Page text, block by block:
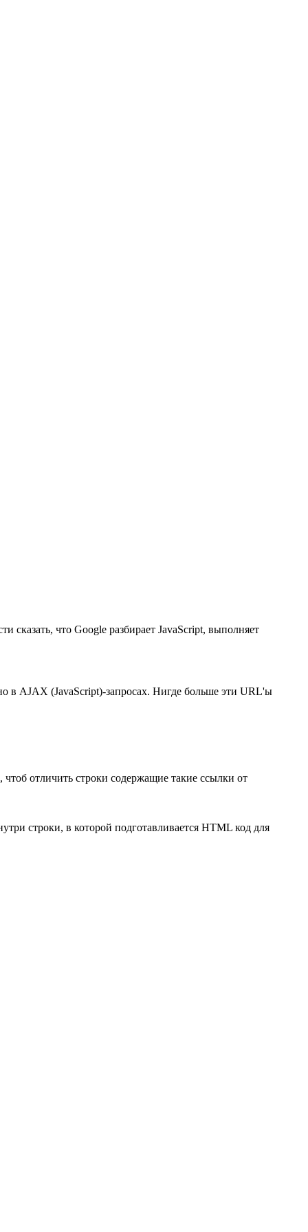
сказать, что Google разбирает JavaScript, выполняет
в AJAX (JavaScript)-запросах. Нигде больше эти URL'ы
отличить строки содержащие такие ссылки от
строки, в которой подготавливается HTML код для